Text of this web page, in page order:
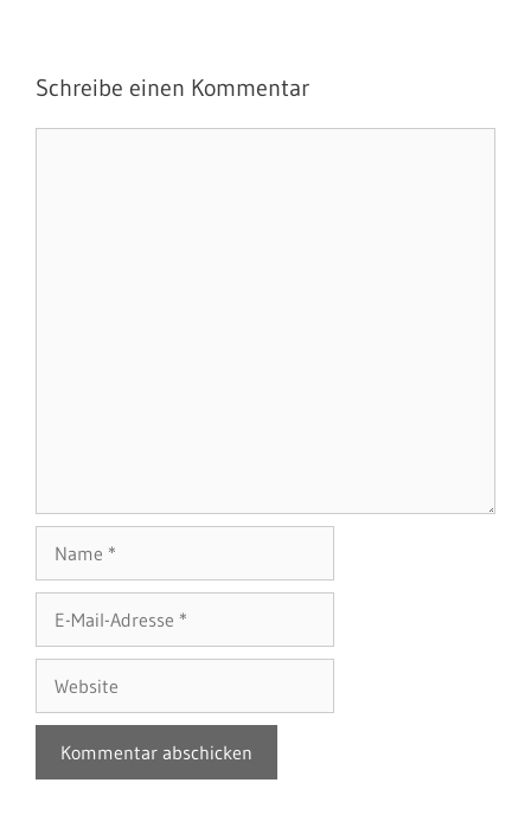
Schreibe einen Kommentar
Mail-
Adresse